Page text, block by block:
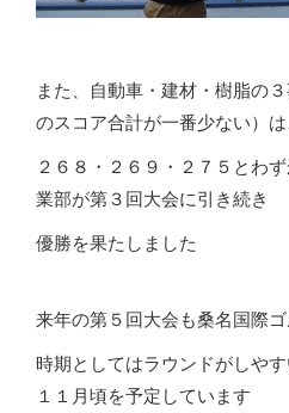
また、自動車・建材・樹脂の
のスコア合計が一番少ない）は
２６８・２６９・２７５とわ
業部が第３回大会に引き続き
優勝を果たしました
来年の第５回大会も桑名国際
時期としてはラウンドがしや
１１月頃を予定しています